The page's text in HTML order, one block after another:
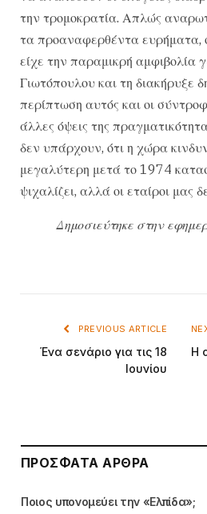
την τρομοκρατία. Απλώς
τα προαναφερθέντα ευρήματα,
είχε την παραμικρή αμφιβολία
Γιωτόπουλου και τη διακήρυξε
περίπτωση αυτός και οι
άλλες όψεις της
δεν υπάρχουν, ότι η χώρα
μεγαλύτερη μετά το 1974
ψιχαλίζει, αλλά οι εταίροι μας
Δημοσιεύτηκε στην
PREVIOUS ARTICLE
Ένα σενάριο για τις 18
Ιουνίου
Η
ΠΡΌΣΦΑΤΑ ΆΡΘΡΑ
Ποιος υπονομεύει την «Ελπίδα»;